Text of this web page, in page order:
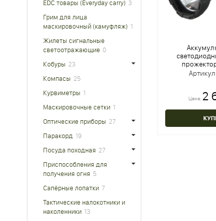
EDC товары (Everyday carry) 3
Грим для лица
маскировочный (камуфляж) 1
Жилеты сигнальные
светоотражающие 0
Кобуры 23
Компасы 25
Курвиметры 1
Маскировочные сетки 1
Оптические приборы 27
Паракорд 19
Посуда походная 27
Приспособления для
получения огня 5
Сапёрные лопатки 7
Тактические налокотники и
наколенники 13
Цена: 2